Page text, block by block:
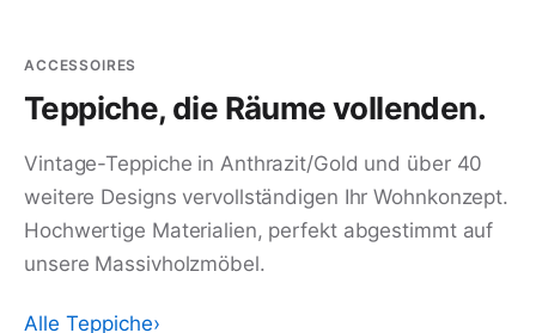
ACCESSOIRES
Teppiche, die Räume vollenden.
Vintage-Teppiche in Anthrazit/Gold und über 40
weitere Designs vervollständigen Ihr Wohnkonzept.
Hochwertige Materialien, perfekt abgestimmt auf
unsere Massivholzmöbel.
Alle Teppiche